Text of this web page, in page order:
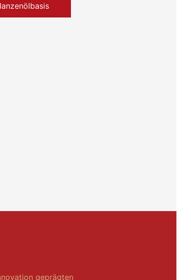
geprägten